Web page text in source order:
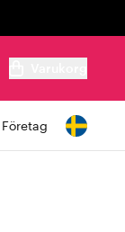
Företag